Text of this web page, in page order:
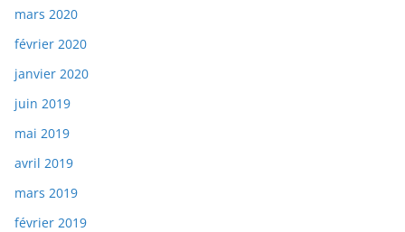
mars 2020
février 2020
janvier 2020
juin 2019
mai 2019
avril 2019
mars 2019
février 2019